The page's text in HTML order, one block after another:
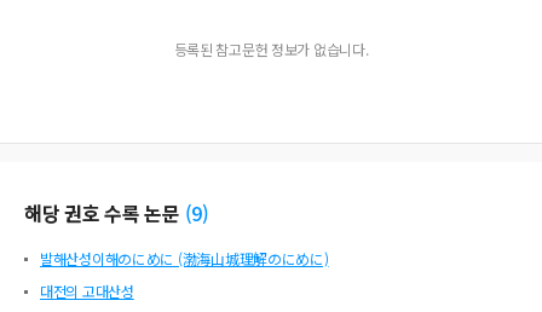
등록된 참고문헌 정보가 없습니다.
해당 권호 수록 논문 (9)
발해산성이해のにめに (渤海山城理解のにめに)
대전의 고대산성